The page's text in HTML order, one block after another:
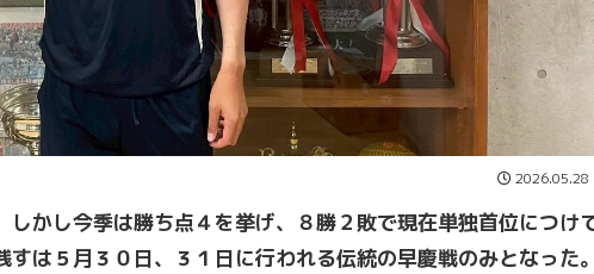
2026.05.28
しかし今季は勝ち点４を挙げ、８勝２敗で現在単独首位につけ
は５月３０日、３１日に行われる伝統の早慶戦のみとなった。